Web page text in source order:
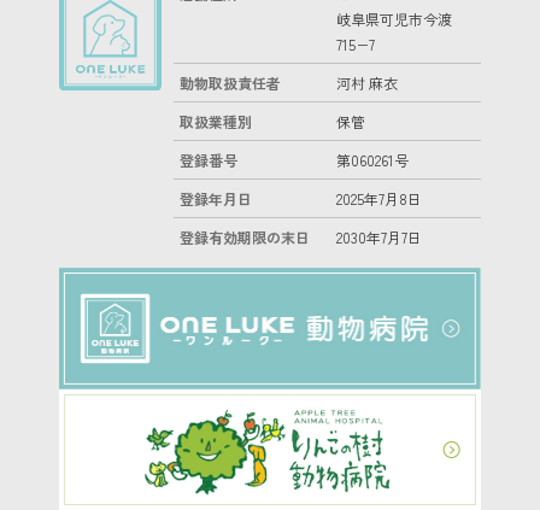
岐阜県可児市今渡
715−7
動物取扱責任者
河村 麻衣
取扱業種別
保管
登録番号
第060261号
登録年月日
2025年7月8日
登録有効期限の末日
2030年7月7日